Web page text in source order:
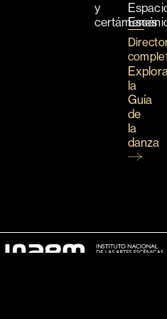
y
certámenes
la
Guía
de
la
danza